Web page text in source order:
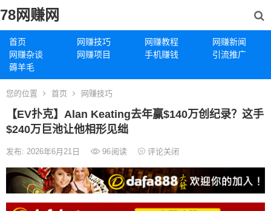
78网赚网
首页 网赚技巧 网赚教程
网赚新闻
网赚杂谈
网赚项目 手机赚钱
引流推广
薅羊毛
您的位置 首页 网赚技巧
【EV扑克】Alan Keating去年赢$140万创纪录？这手
$240万巨池让他相形见绌
发布: 2026年6月21日 96阅读 评论关闭